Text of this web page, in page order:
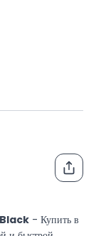
- Купить в